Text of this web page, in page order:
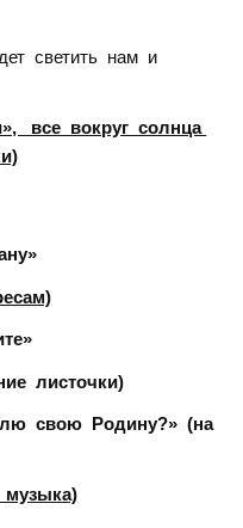
светить нам и
все вокруг солнца
листочки)
свою Родину?»(на
музыка)